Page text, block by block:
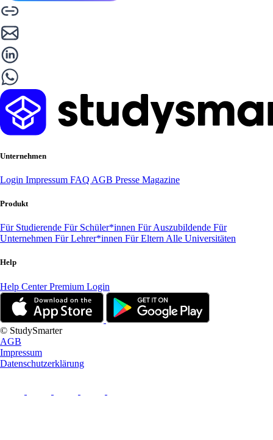
Unternehmen
Login Impressum FAQ AGB Presse Magazine
Produkt
Für Studierende Für Schüler*innen Für Auszubildende Für
Unternehmen Für Lehrer*innen Für Eltern Alle Universitäten
Help
Help CenterPremium Login
© StudySmarter
AGB
Impressum
Datenschutzerklärung